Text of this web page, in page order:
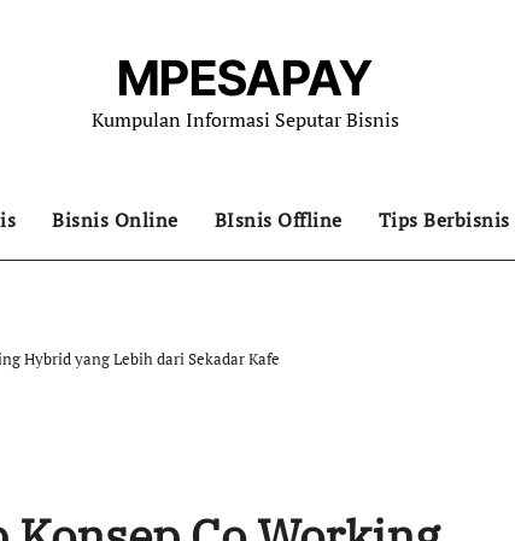
MPESAPAY
Kumpulan Informasi Seputar Bisnis
Bisnis Online BIsnis Offline Tips Berbisnis
Hybrid yang Lebih dari Sekadar Kafe